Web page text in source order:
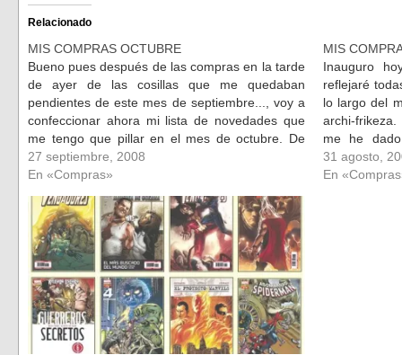
Facebook
(Se
abre
en
una
ventana
nueva)
en
una
ventana
nueva)
Relacionado
MIS COMPRAS OCTUBRE
Bueno pues después de las compras en la tarde
de ayer de las cosillas que me quedaban
pendientes de este mes de septiembre..., voy a
confeccionar ahora mi lista de novedades que
me tengo que pillar en el mes de octubre. De
momento pongo las novedades Marvel de la
editorial…
27 septiembre, 2008
En «Compras»
MIS
Inauguro
reflejaré
lo largo del
archi-
me he
Manuel
31 agosto,
En